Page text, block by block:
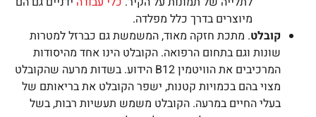
מיוצרים בדרך כלל מפלדה.
קובלט. מתכת חזקה מאוד, המשמשת גם כברזל למטרות
שונות וגם בתחום הרפואה. הקובלט הינו אחד מהיסודות
המרכיבים את הוויטמין B12 הידוע. בשדות מרעה שהקובלט
מצוי בהם בכמויות קטנות, ישפר הקובלט את בריאותם של
בעלי החיים במרעה. הקובלט משמש תעשיות רבות, בשל